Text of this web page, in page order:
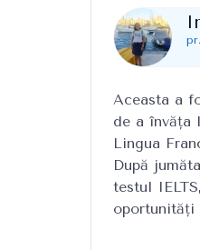
Aceasta a
de a învăța
Lingua
După
testul
oportunități